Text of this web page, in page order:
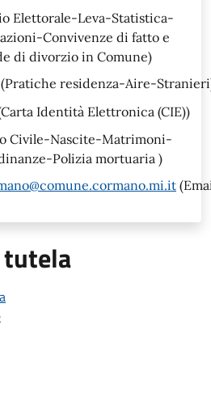
Elettorale-Leva-Statistica-
Convivenze di fatto e
di divorzio in Comune)
(Pratiche residenza-Aire-
Identità Elettronica (CIE))
Civile-Nascite-Matrimoni-
Polizia mortuaria )